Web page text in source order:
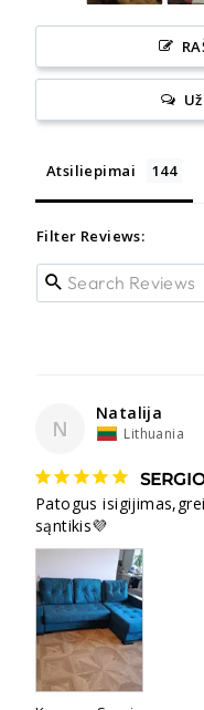
Atsiliepimai
Filter Reviews:
N
Natalija
Lithuania
Patogus
sąntikis💜